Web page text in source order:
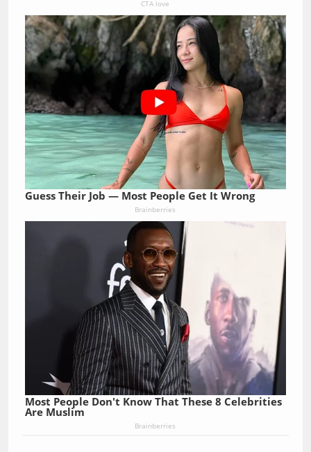
CTA love
Guess Their Job — Most People Get It Wrong
Brainberries
Most People Don't Know That These 8 Celebrities
Are Muslim
Brainberries